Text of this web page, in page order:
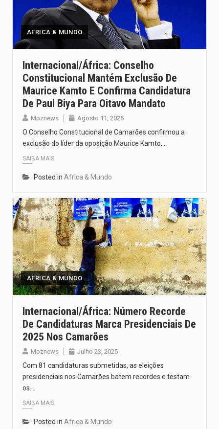
A cidade de Bunia, capital da província de Ituri, tornou-se…
Legislação, renomeada em homenagem ao falecido senador Lindsey Graham, foi…
AFRICA & MUNDO
Internacional/África: Conselho
Constitucional Mantém Exclusão De
Maurice Kamto E Confirma Candidatura
De Paul Biya Para Oitavo Mandato
Moznews Agosto 11, 2025
O Conselho Constitucional de Camarões confirmou a
exclusão do líder da oposição Maurice Kamto,…
SAIBA MAIS
Posted in Africa & Mundo
AFRICA & MUNDO
Internacional/África: Número Recorde
De Candidaturas Marca Presidenciais De
2025 Nos Camarões
Moznews Julho 23, 2025
Com 81 candidaturas submetidas, as eleições
presidenciais nos Camarões batem recordes e testam
os…
SAIBA MAIS
Posted in Africa & Mundo